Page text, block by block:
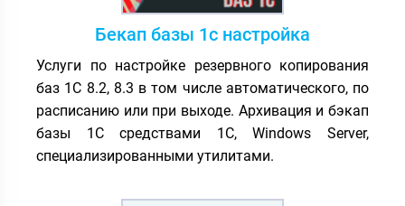
Бекап базы 1с настройка
Услуги по настройке резервного копирования
баз 1С 8.2, 8.3 в том числе автоматического, по
расписанию или при выходе. Архивация и бэкап
базы 1С средствами 1С, Windows Server,
специализированными утилитами.